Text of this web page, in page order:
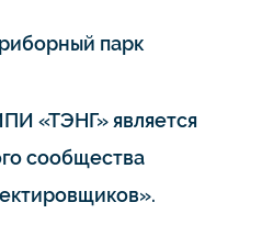
парк
«ТЭНГ» является
сообщества